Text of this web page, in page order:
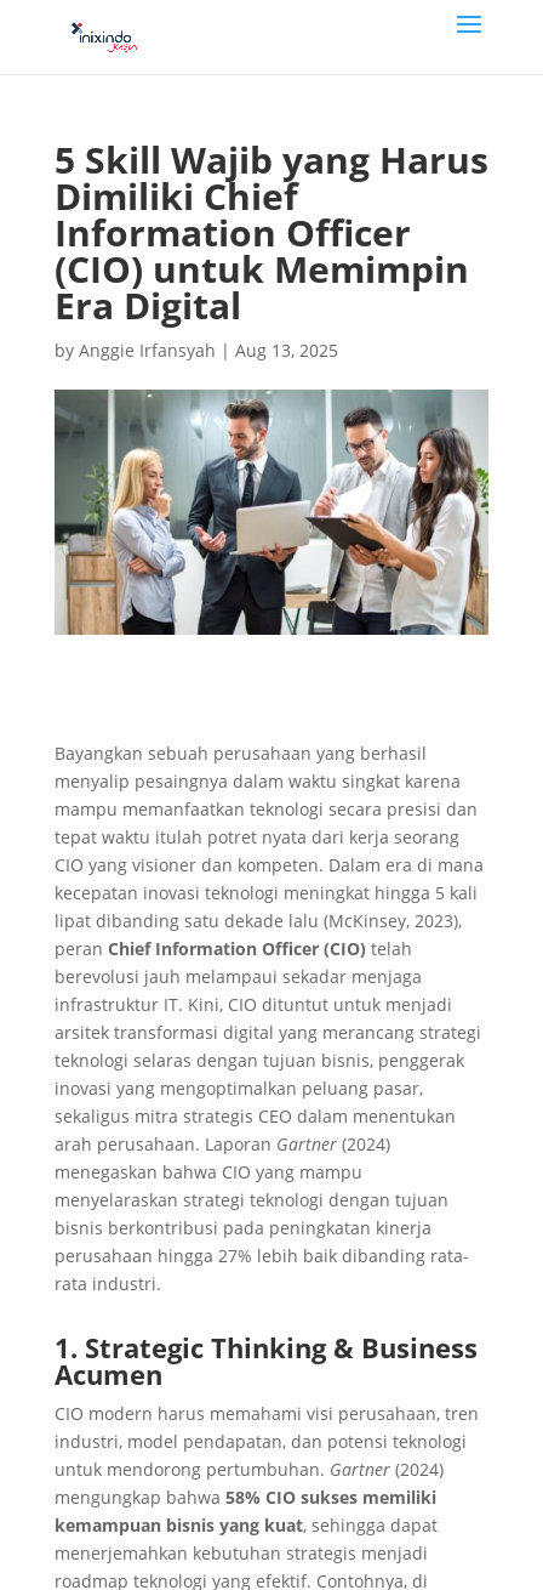
5 Skill Wajib yang Harus
Dimiliki Chief
Information Officer
(CIO) untuk Memimpin
Era Digital
by Anggie Irfansyah | Aug 13, 2025
Bayangkan sebuah perusahaan yang berhasil
menyalip pesaingnya dalam waktu singkat karena
mampu memanfaatkan teknologi secara presisi dan
tepat waktu itulah potret nyata dari kerja seorang
CIO yang visioner dan kompeten. Dalam era di mana
kecepatan inovasi teknologi meningkat hingga 5 kali
lipat dibanding satu dekade lalu (McKinsey, 2023),
peran Chief Information Officer (CIO) telah
berevolusi jauh melampaui sekadar menjaga
infrastruktur IT. Kini, CIO dituntut untuk menjadi
arsitek transformasi digital yang merancang strategi
teknologi selaras dengan tujuan bisnis, penggerak
inovasi yang mengoptimalkan peluang pasar,
sekaligus mitra strategis CEO dalam menentukan
arah perusahaan. Laporan Gartner(2024)
menegaskan bahwa CIO yang mampu
menyelaraskan strategi teknologi dengan tujuan
bisnis berkontribusi pada peningkatan kinerja
perusahaan hingga 27% lebih baik dibanding rata-
rata industri.
1. Strategic Thinking & Business
Acumen
CIO modern harus memahami visi perusahaan, tren
industri, model pendapatan, dan potensi teknologi
untuk mendorong pertumbuhan. Gartner(2024)
mengungkap bahwa 58% CIO sukses memiliki
kemampuan bisnis yang kuat, sehingga dapat
menerjemahkan kebutuhan strategis menjadi
roadmap teknologi yang efektif. Contohnya, di